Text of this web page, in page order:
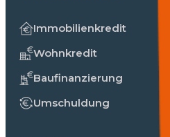
Immobilienkredit
Wohnkredit
Baufinanzierung
Umschuldung